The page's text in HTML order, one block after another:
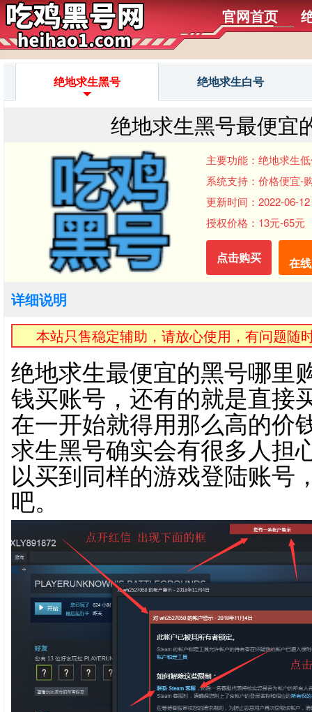
官网首页
绝地求生黑号 绝地求生白号
绝地求生黑号最便宜
主要功能：绝地求生
系统支持：价格便宜-
更新时间：2022-06-
授权价格：13元-65元
点击购买 在
详细说明
本站只售稳定辅助，请放心使用，有问题随
绝地求生最便宜的黑号哪里
钱买账号，还有的就是直接
在一开始就得用那么高的价
求生黑号确实会有很多人担
以买到同样的游戏登陆账号
吧。